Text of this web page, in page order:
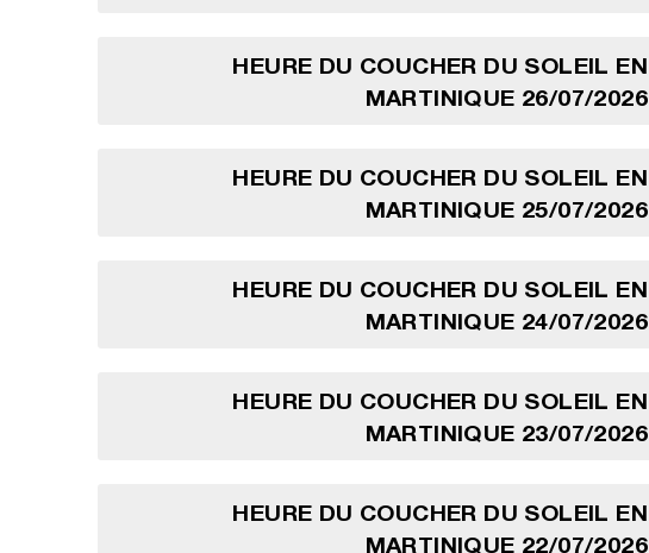
HEURE DU COUCHER DU SOLEIL EN
MARTINIQUE 26/07/2026
HEURE DU COUCHER DU SOLEIL EN
MARTINIQUE 25/07/2026
HEURE DU COUCHER DU SOLEIL EN
MARTINIQUE 24/07/2026
HEURE DU COUCHER DU SOLEIL EN
MARTINIQUE 23/07/2026
HEURE DU COUCHER DU SOLEIL EN
MARTINIQUE 22/07/2026